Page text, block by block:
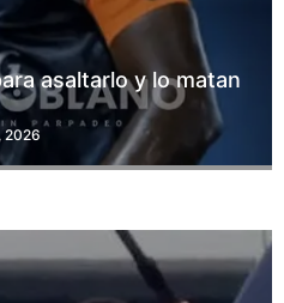
asaltarlo y lo matan
2026